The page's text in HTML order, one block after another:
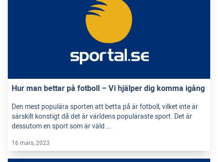
Hur man bettar på fotboll – Vi hjälper dig komma igång
Den mest populära sporten att betta på är fotboll, vilket inte är
särskilt konstigt då det är världens populäraste sport. Det är
dessutom en sport som är väld …
16 mars, 2023